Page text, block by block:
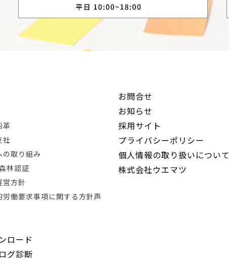
革
社
の取り組み
林認証
営方針
労働要求事項に関する方針声
ロード
グ診断
お問合せ
お知らせ
採用サイト
プライバシーポリシー
個人情報の取り扱いについて
株式会社ウエマツ